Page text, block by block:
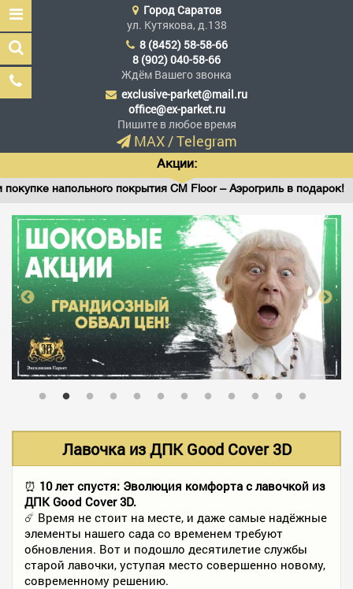
Эксклюзив Паркет
Мы сделали эксклюзив
доступным
ГЛАВНАЯ
АССОРТИМЕНТ
В НАЛИЧИИ
ФОТО РАБОТ
ГородСаратов
ул. Кутякова, д.138
8 (8452) 58-58-66
8 (902) 040-58-66
Ждём Вашего звонка
exclusive-parket@mail.ru
office@ex-parket.ru
Пишите в любое время
MAX/Telegram
Акции:
напольного покрытия CM Floor – Аэрогриль в подарок!
Лавочка из ДПК Good Cover 3D
⏰ 10 лет спустя: Эволюция комфорта с лавочкой из
ДПК Good Cover 3D.
☄️ Время не стоит на месте, и даже самые надёжные
элементы нашего сада со временем требуют
обновления. Вот и подошло десятилетие службы
старой лавочки, уступая место совершенно новому,
современному решению.